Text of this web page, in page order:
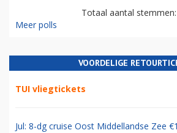
Totaal aantal
Meer polls
VOORDELIGE
TUI vliegtickets
Jul: 8-dg cruise Oost Middellandse Zee